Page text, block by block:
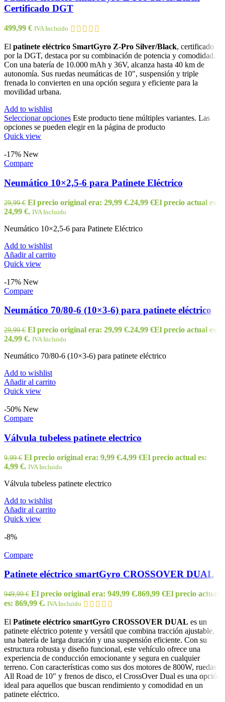
Certificado DGT
499,99 € IVA Incluido
El patinete eléctrico SmartGyro Z-Pro Silver/Black, certificado
por la DGT, destaca por su combinación de potencia y comodidad.
Con una batería de 10.000 mAh y 36V, alcanza hasta 40 km de
autonomía. Sus ruedas neumáticas de 10", suspensión y triple
frenada lo convierten en una opción segura y eficiente para la
movilidad urbana.
Add to wishlist
Seleccionar opciones Este producto tiene múltiples variantes. Las
opciones se pueden elegir en la página de producto
Quick view
-17% New
Compare
Neumático 10×2,5-6 para Patinete Eléctrico
29,99€ El precio original era: 29,99 €.24,99 €El precio actual es:
24,99 €. IVA Incluido
Neumático 10×2,5-6 para Patinete Eléctrico
Add to wishlist
Añadir al carrito
Quick view
-17% New
Compare
Neumático 70/80-6 (10×3-6) para patinete eléctrico
29,99€ El precio original era: 29,99 €.24,99 €El precio actual es:
24,99 €. IVA Incluido
Neumático 70/80-6 (10×3-6) para patinete eléctrico
Add to wishlist
Añadir al carrito
Quick view
-50% New
Compare
Válvula tubeless patinete electrico
9,99€ El precio original era: 9,99 €.4,99 €El precio actual es:
4,99 €. IVA Incluido
Válvula tubeless patinete electrico
Add to wishlist
Añadir al carrito
Quick view
-8%
Compare
Patinete eléctrico smartGyro CROSSOVER DUAL
949,99€ El precio original era: 949,99 €.869,99 €El precio actual
es: 869,99 €. IVA Incluido
El Patinete eléctrico smartGyro CROSSOVER DUAL es un
patinete eléctrico potente y versátil que combina tracción ajustable,
una batería de larga duración y una suspensión eficiente. Con su
estructura robusta y diseño funcional, este vehículo ofrece una
experiencia de conducción emocionante y segura en cualquier
terreno. Con características como sus dos motores de 800W, ruedas
All Road de 10" y frenos de disco, el CrossOver Dual es una opción
ideal para aquellos que buscan rendimiento y comodidad en un
patinete eléctrico.